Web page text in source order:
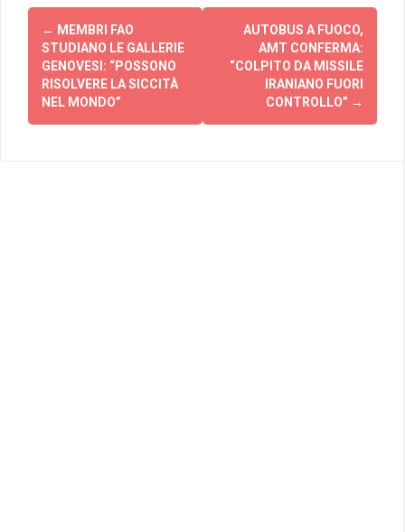
Navigazione
articolo
← MEMBRI FAO
STUDIANO LE GALLERIE
GENOVESI: “POSSONO
RISOLVERE LA SICCITÀ
NEL MONDO”
AUTOBUS A FUOCO,
AMT CONFERMA:
“COLPITO DA MISSILE
IRANIANO FUORI
CONTROLLO” →